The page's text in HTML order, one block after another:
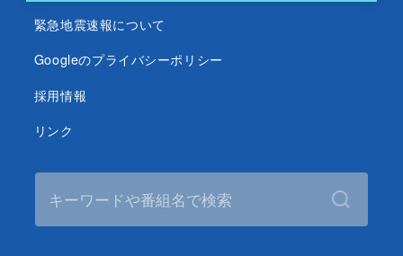
緊急地震速報について
Googleのプライバシーポリシー
採用情報
リンク